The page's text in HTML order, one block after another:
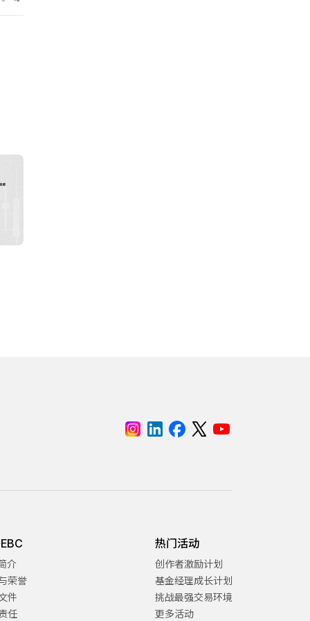
介
荣誉
件
任
热门活动
创作者激励计划
基金经理成长计划
挑战最强交易环境
更多活动